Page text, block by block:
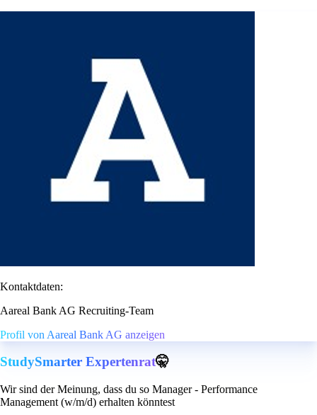
Kontaktdaten:
Aareal Bank AG Recruiting-Team
Profil von Aareal Bank AG anzeigen
StudySmarter Expertenrat🤫
Wir sind der Meinung, dass du so Manager - Performance
Management (w/m/d) erhalten könntest